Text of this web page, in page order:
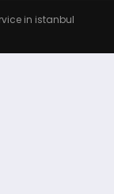
in istanbul